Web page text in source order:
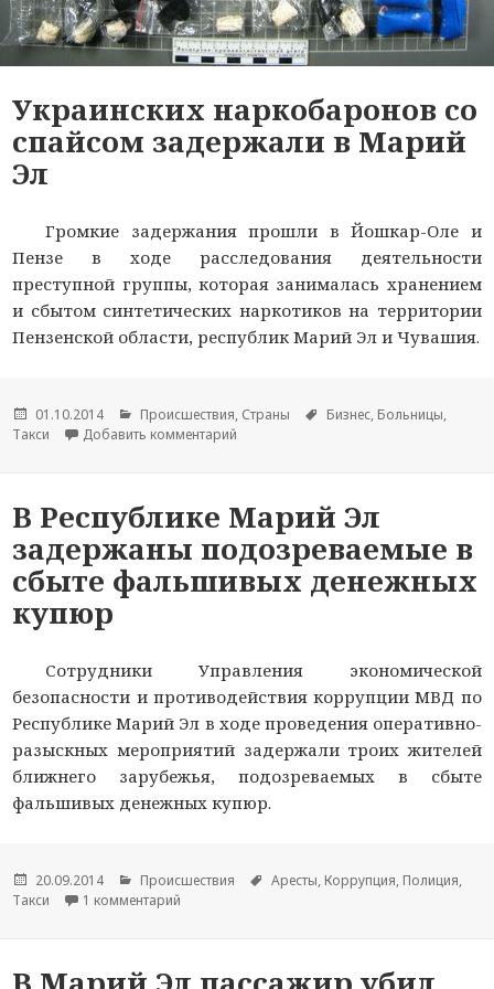
Украинских наркобаронов со
спайсом задержали в Марий
Эл
Громкие задержания прошли в Йошкар-Оле и
Пензе в ходе расследования деятельности
преступной группы, которая занималась хранением
и сбытом синтетических наркотиков на территории
Пензенской области, республик Марий Эл и Чувашия.
Опубликовано
01.10.2014 Рубрики
Происшествия, Страны Метки
Бизнес, Больницы,
Такси
Добавить комментарий
В Республике Марий Эл
задержаны подозреваемые в
сбыте фальшивых денежных
купюр
Сотрудники Управления экономической
безопасности и противодействия коррупции МВД по
Республике Марий Эл в ходе проведения оперативно-
разыскных мероприятий задержали троих жителей
ближнего зарубежья, подозреваемых в сбыте
фальшивых денежных купюр.
Опубликовано
20.09.2014 Рубрики
Происшествия Метки
Аресты, Коррупция, Полиция,
Такси
1 комментарий